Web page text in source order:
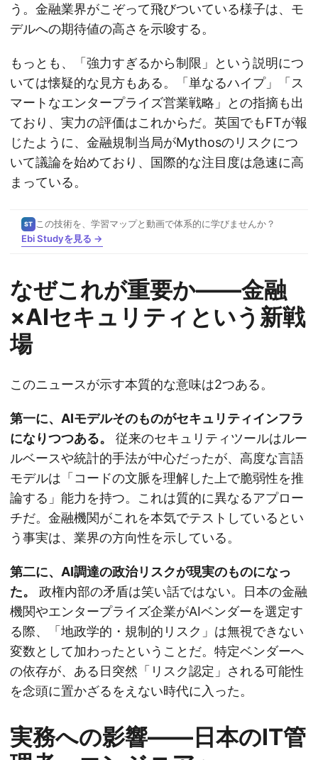
う。金融業界がこぞって飛びついている様子は、モ
デルへの期待値の高さを示唆する。
もっとも、「強力すぎるから制限」という説明につ
いては懐疑的な見方もある。「単なるハイプ」「ス
マートなエンタープライズ営業戦略」との指摘も出
ており、実力の評価はこれからだ。英国でもFTが報
じたように、金融規制当局がMythosのリスクにつ
いて議論を始めており、国際的な注目度は急速に高
まっている。
ST この技術を、学習マップと動画で体系的に学びませんか？
Ebi Studyを見る →
なぜこれが重要か——金融
×AIセキュリティという新戦
場
このニュースが示す本質的な意味は2つある。
第一に、AIモデルそのものがセキュリティインフラ
になりつつある。
従来のセキュリティツールはルー
ルベースや統計的手法が中心だったが、高度な言語
モデルは「コードの文脈を理解した上で脆弱性を推
論する」能力を持つ。これは質的に異なるアプロー
チだ。金融機関がこれを本気でテストしているとい
う事実は、業界の方向性を示している。
第二に、AI調達の政治リスクが現実のものになっ
た。
政権内部の矛盾は笑い話ではない。日本の金融
機関やエンタープライズ企業がAIベンダーを選定す
る際、「地政学的・規制的リスク」は無視できない
変数として加わったということだ。特定ベンダーへ
の依存が、ある日突然「リスク認定」される可能性
を念頭に置かざるをえない時代に入った。
実務への影響——日本のIT管